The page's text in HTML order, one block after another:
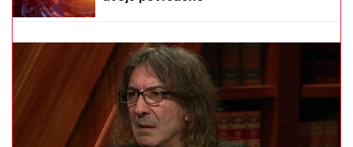
ZBOG DIJAGNOZE JE MESECIMA BILA U KREVETU
Naša pevačica pokazala kako prima INFUZIJU, pa
otkrila u kakvom je trenutno stanju - ovih dana
prodaje i kuću